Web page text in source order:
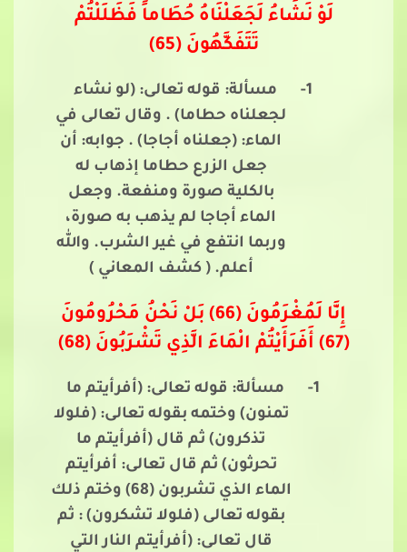
لَوْ نَشَاءُ لَجَعَلْنَاهُ حُطَاماً فَظَلَلْتُمْ
تَتَفَكَّهُونَ (65)
1-
مسألة: قوله تعالى: (لو نشاء
لجعلناه حطاما) . وقال تعالى في
الماء: (جعلناه أجاجا) . جوابه: أن
جعل الزرع حطاما إذهاب له
بالكلية صورة ومنفعة. وجعل
الماء أجاجا لم يذهب به صورة،
وربما انتفع في غير الشرب. والله
أعلم. ( كشف المعاني )
إِنَّا لَمُغْرَمُونَ (66) بَلْ نَحْنُ مَحْرُومُونَ
(67) أَفَرَأَيْتُمْ الْمَاءَ الَّذِي تَشْرَبُونَ (68)
1-
مسألة: قوله تعالى: (أفرأيتم ما
تمنون) وختمه بقوله تعالى: (فلولا
تذكرون) ثم قال (أفرأيتم ما
تحرثون) ثم قال تعالى: أفرأيتم
الماء الذي تشربون (68) وختم ذلك
بقوله تعالى (فلولا تشكرون) : ثم
قال تعالى: (أفرأيتم النار التي